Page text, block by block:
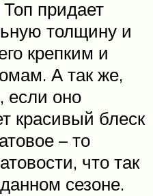
придает
толщину и
крепким и
А так же,
если оно
красивый блеск
– то
что так
сезоне.